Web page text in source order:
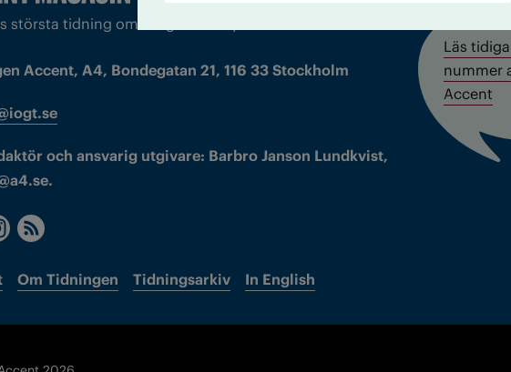
största tidning om droger och nykterhet
Accent, A4, Bondegatan 21, 116 33 Stockholm
och ansvarig utgivare: Barbro Janson Lundkvist,
Om Tidningen Tidningsarkiv In English
Läs
nummer
Accent